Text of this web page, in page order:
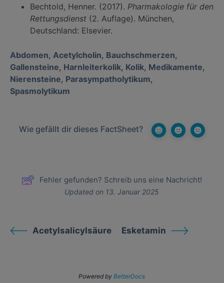
Bechtold, Henner. (2017). Pharmakologie für den
Rettungsdienst (2. Auflage). München,
Deutschland: Elsevier.
Abdomen, Acetylcholin, Bauchschmerzen,
Gallensteine, Harnleiterkolik, Kolik, Medikamente,
Nierensteine, Parasympatholytikum,
Spasmolytikum
Wie gefällt dir dieses FactSheet?
Fehler gefunden? Schreib uns eine Nachricht!
Updated on 13. Januar 2025
Acetylsalicylsäure Esketamin
Powered byBetterDocs